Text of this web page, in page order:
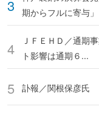
期からフルに寄与」
ＪＦＥＨＤ／通期
ト影響は通期６...
訃報／関根保彦氏